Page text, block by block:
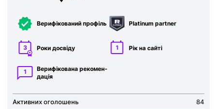
Верифікований профіль Platinum partner
3 Роки досвіду 1 Рік на сайті
1
Верифікована рекомен­
дація
Активних оголошень 84